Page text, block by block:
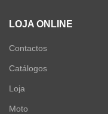
LOJA ONLINE
Contactos
Catálogos
Loja
Moto